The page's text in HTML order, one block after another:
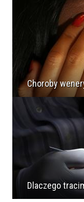
Choroby
Dlaczego